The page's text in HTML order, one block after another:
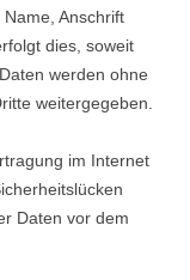
Anschrift
dies, soweit
werden ohne
weitergegeben.
im Internet
Daten vor dem